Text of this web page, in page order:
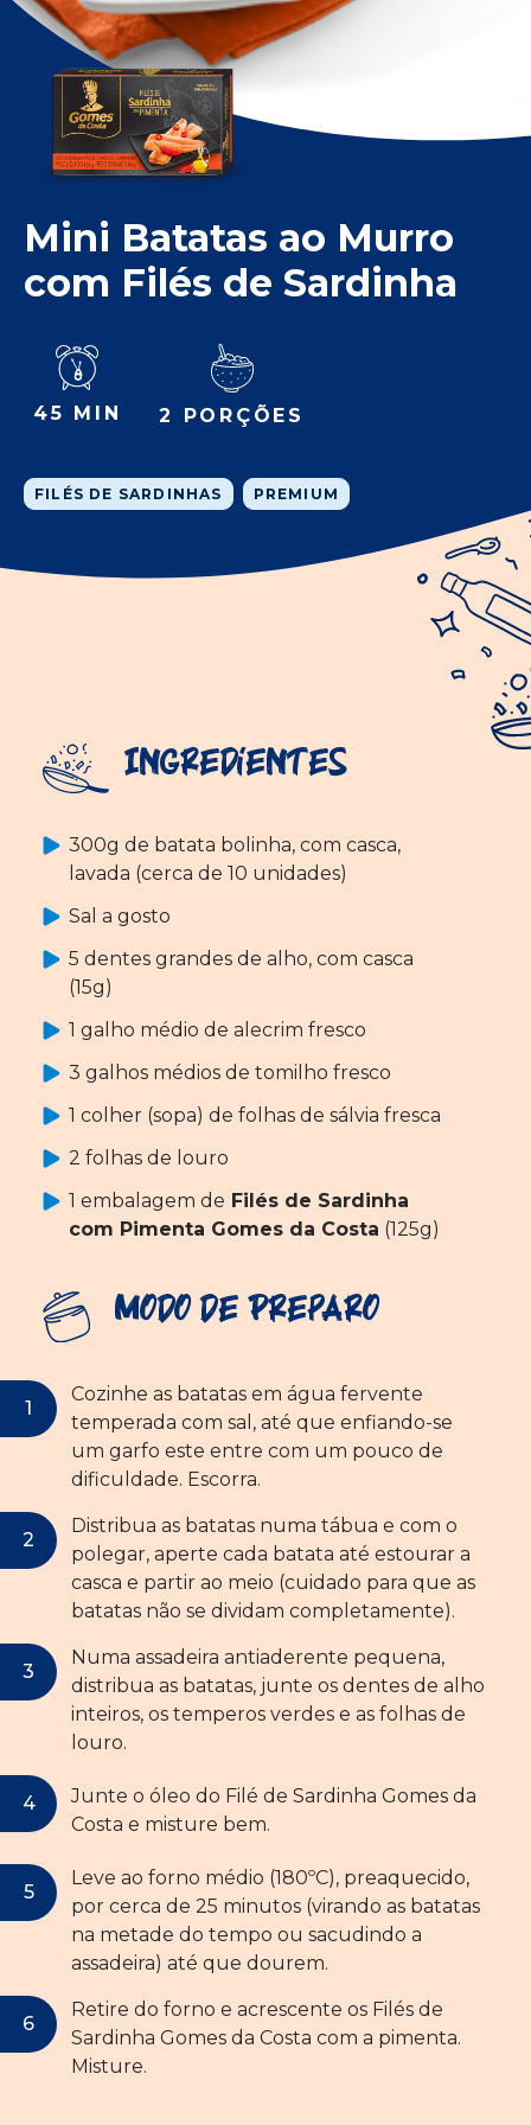
Mini Batatas ao Murro
com Filés de Sardinha
45 MIN 2 PORÇÕES
FILÉS DE SARDINHAS PREMIUM
Ingredientes
300g de batata bolinha, com casca,
lavada (cerca de 10 unidades)
Sal a gosto
5 dentes grandes de alho, com casca
(15g)
1 galho médio de alecrim fresco
3 galhos médios de tomilho fresco
1 colher (sopa) de folhas de sálvia fresca
2 folhas de louro
1 embalagem de Filés de Sardinha
com Pimenta Gomes da Costa (125g)
Modo de Preparo
Cozinhe as batatas em água fervente
temperada com sal, até que enfiando-se
um garfo este entre com um pouco de
dificuldade. Escorra.
Distribua as batatas numa tábua e com o
polegar, aperte cada batata até estourar a
casca e partir ao meio (cuidado para que as
batatas não se dividam completamente).
Numa assadeira antiaderente pequena,
distribua as batatas, junte os dentes de alho
inteiros, os temperos verdes e as folhas de
louro.
Junte o óleo do Filé de Sardinha Gomes da
Costa e misture bem.
Leve ao forno médio (180ºC), preaquecido,
por cerca de 25 minutos (virando as batatas
na metade do tempo ou sacudindo a
assadeira) até que dourem.
Retire do forno e acrescente os Filés de
Sardinha Gomes da Costa com a pimenta.
Misture.